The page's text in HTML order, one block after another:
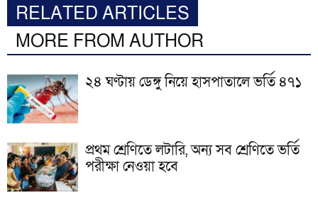
RELATED ARTICLES
MORE FROM AUTHOR
২৪ ঘণ্টায় ডেঙ্গু নিয়ে হাসপাতালে ভর্তি ৪৭১
প্রথম শ্রেণিতে লটারি, অন্য সব শ্রেণিতে ভর্তি
পরীক্ষা নেওয়া হবে